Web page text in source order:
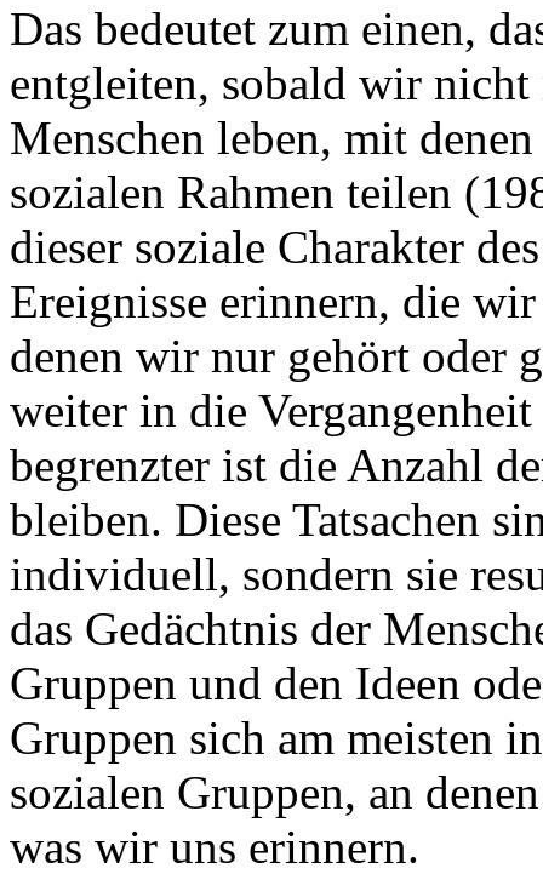
Das bedeutet zum einen,
entgleiten, sobald wir
Menschen leben, mit
sozialen Rahmen teilen
dieser soziale Charakter
Ereignisse erinnern, die
denen wir nur gehört oder
weiter in die
begrenzter ist die Anzahl
bleiben. Diese Tatsachen
individuell, sondern sie
das Gedächtnis der
Gruppen und den Ideen
Gruppen sich am meisten
sozialen Gruppen, an
was wir uns erinnern.